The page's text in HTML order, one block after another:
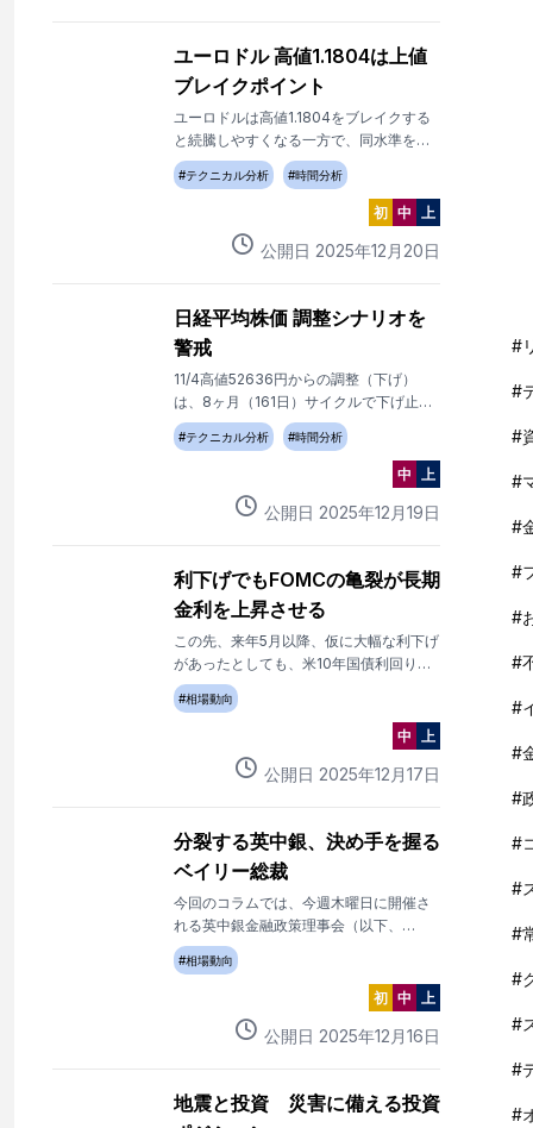
ユーロドル 高値1.1804は上値
ブレイクポイント
ユーロドルは高値1.1804をブレイクする
と続騰しやすくなる一方で、同水準をブ
レイクしないかぎり、反落の流れ継続。
#テクニカル分析 #時間分析
初 中 上
公開日 2025年12 月 20日
日経平均株価 調整シナリオを
警戒
11/4高値52636円からの調整（下げ）
は、8ヶ月（161日）サイクルで下げ止ま
ったが、上値重く、4月からの上昇トレン
ドの下値支持線を割り込み始めた。
#テクニカル分析 #時間分析
中 上
公開日 2025年12 月19日
利下げでもFOMCの亀裂が長期
金利を上昇させる
この先、来年5月以降、仮に大幅な利下げ
があったとしても、米10年国債利回りな
ど長期金利は逆に上昇していく可能性が
大きい。
#相場動向
中 上
公開日 2025年12 月17日
分裂する英中銀、決め手を握る
ベイリー総裁
今回のコラムでは、今週木曜日に開催さ
れる英中銀金融政策理事会（以下、
MPC）について書いてみたいと思う。
#相場動向
初 中 上
公開日 2025年12 月16日
地震と投資 災害に備える投資
#
#
#
#
#
#
#
#
#
#
#
#
#
#
#
#
#
#